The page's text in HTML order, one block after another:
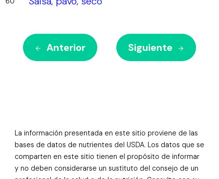
Anterior Siguiente
La información presentada en este sitio proviene de las
bases de datos de nutrientes del USDA. Los datos que se
comparten en este sitio tienen el propósito de informar
y no deben considerarse un sustituto del consejo de un